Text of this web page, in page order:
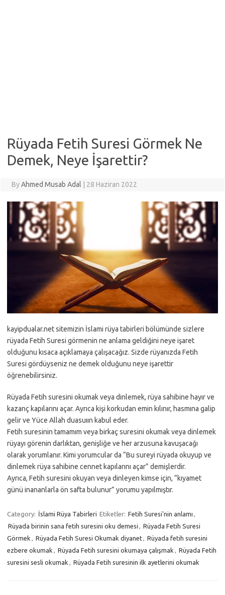
Rüyada Fetih Suresi Görmek Ne
Demek, Neye İşarettir?
ByAhmed Musab Adal 28 Haziran 2022
kayipdualar.net sitemizin İslami rüya tabirleri bölümünde sizlere
rüyada Fetih Suresi görmenin ne anlama geldiğini neye işaret
olduğunu kısaca açıklamaya çalışacağız. Sizde rüyanızda Fetih
Suresi gördüyseniz ne demek olduğunu neye işarettir
öğrenebilirsiniz.
Rüyada Fetih suresini okumak veya dinlemek, rüya sahibine hayır ve
kazanç kapılarını açar. Ayrıca kişi korkudan emin kılınır, hasmına galip
gelir ve Yüce Allah duasuıın kabul eder.
Fetih suresinin tamamım veya birkaç suresini okumak veya dinlemek
rüyayı görenin darlıktan, genişliğe ve her arzusuna kavuşacağı
olarak yorumlanır. Kimi yorumcular da “Bu sureyi rüyada okuyup ve
dinlemek rüya sahibine cennet kapılarını açar” demişlerdir.
Ayrıca, Fetih suresini okuyan veya dinleyen kimse için, “kıyamet
günü inananlarla ön safta bulunur” yorumu yapılmıştır.
Category: İslami Rüya Tabirleri Etiketler: Fetih Suresi'nin anlamı ,
Rüyada birinin sana fetih suresini oku demesi , Rüyada Fetih Suresi
Görmek , Rüyada Fetih Suresi Okumak diyanet, Rüyada fetih suresini
ezbere okumak , Rüyada Fetih suresini okumaya çalışmak , Rüyada Fetih
suresini sesli okumak , Rüyada Fetih suresinin ilk ayetlerini okumak